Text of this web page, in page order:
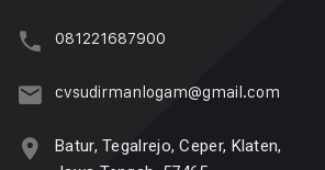
081221687900
cvsudirmanlogam@gmail.com
Batur, Tegalrejo, Ceper, Klaten,